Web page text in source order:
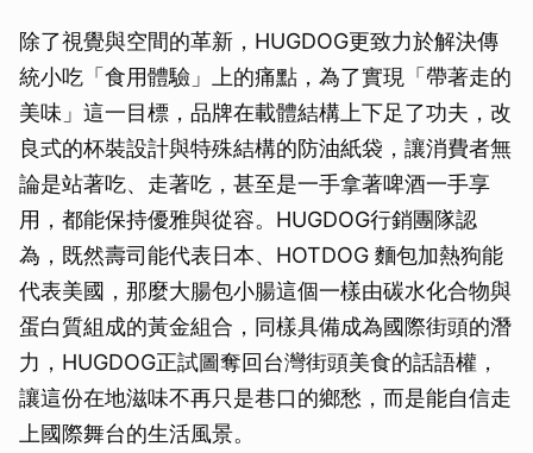
除了視覺與空間的革新，HUGDOG更致力於解決傳
統小吃「食用體驗」上的痛點，為了實現「帶著走的
美味」這一目標，品牌在載體結構上下足了功夫，改
良式的杯裝設計與特殊結構的防油紙袋，讓消費者無
論是站著吃、走著吃，甚至是一手拿著啤酒一手享
用，都能保持優雅與從容。HUGDOG行銷團隊認
為，既然壽司能代表日本、HOTDOG 麵包加熱狗能
代表美國，那麼大腸包小腸這個一樣由碳水化合物與
蛋白質組成的黃金組合，同樣具備成為國際街頭的潛
力，HUGDOG正試圖奪回台灣街頭美食的話語權，
讓這份在地滋味不再只是巷口的鄉愁，而是能自信走
上國際舞台的生活風景。